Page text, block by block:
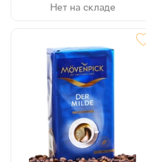
Нет на складе